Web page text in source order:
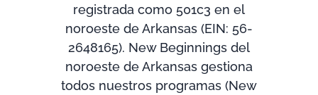
registrada como 501c3 en el
noroeste de Arkansas (EIN: 56-
2648165). New Beginnings del
noroeste de Arkansas gestiona
todos nuestros programas (New